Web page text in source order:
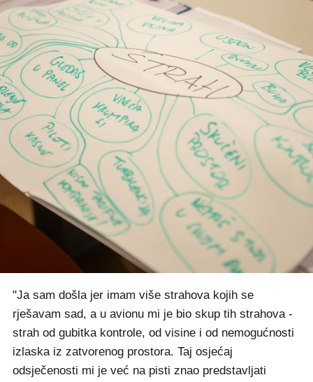
"Ja sam došla jer imam više strahova kojih se
rješavam sad, a u avionu mi je bio skup tih strahova -
strah od gubitka kontrole, od visine i od nemogućnosti
izlaska iz zatvorenog prostora. Taj osjećaj
odsječenosti mi je već na pisti znao predstavljati